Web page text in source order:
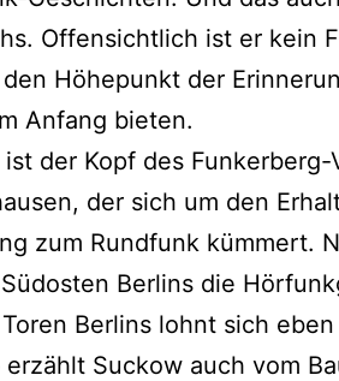
Offensichtlich ist er kein
Höhepunkt der
Anfang bieten.
der Kopf des Funkerberg-
der sich um den
zum Rundfunk kümmert.
Berlins die
Berlins lohnt sich
erzählt Suckow auch vom